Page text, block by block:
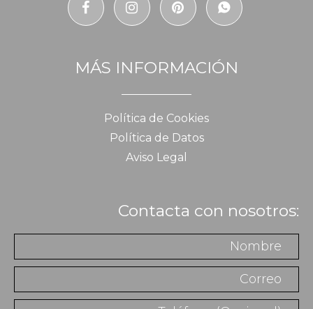
MÁS INFORMACIÓN
Política de Cookies
Política de Datos
Aviso Legal
Contacta con nosotros: